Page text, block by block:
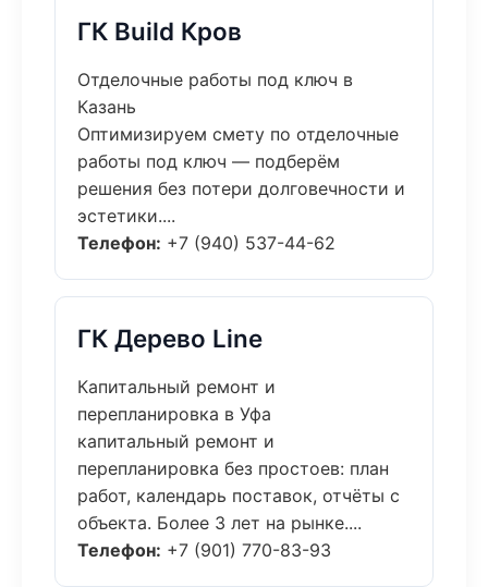
ГК Build Кров
Отделочные работы под ключ в
Казань
Оптимизируем смету по отделочные
работы под ключ — подберём
решения без потери долговечности и
эстетики....
Телефон: +7 (940) 537-44-62
ГК Дерево Line
Капитальный ремонт и
перепланировка в Уфа
капитальный ремонт и
перепланировка без простоев: план
работ, календарь поставок, отчёты с
объекта. Более 3 лет на рынке....
Телефон: +7 (901) 770-83-93